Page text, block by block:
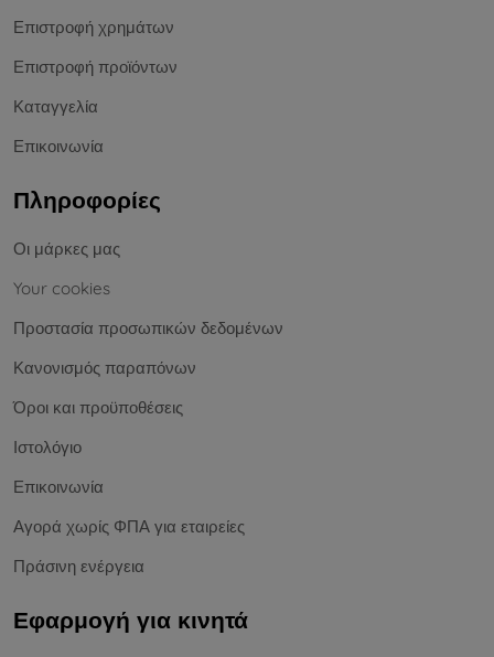
Επιστροφή χρημάτων
Επιστροφή προϊόντων
Καταγγελία
Επικοινωνία
Πληροφορίες
Οι μάρκες μας
Your cookies
Προστασία προσωπικών δεδομένων
Κανονισμός παραπόνων
Όροι και προϋποθέσεις
Ιστολόγιο
Επικοινωνία
Αγορά χωρίς ΦΠΑ για εταιρείες
Πράσινη ενέργεια
Εφαρμογή για κινητά